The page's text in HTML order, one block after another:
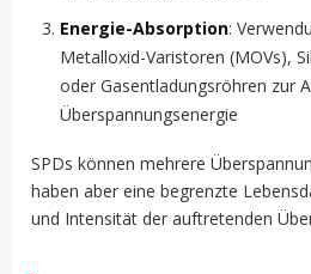
Energie-Absorption:
Metalloxid-Varistoren (MOVs),
oder Gasentladungsröhren zur
Überspannungsenergie
SPDs können mehrere
haben aber eine begrenzte
und Intensität der auftretenden